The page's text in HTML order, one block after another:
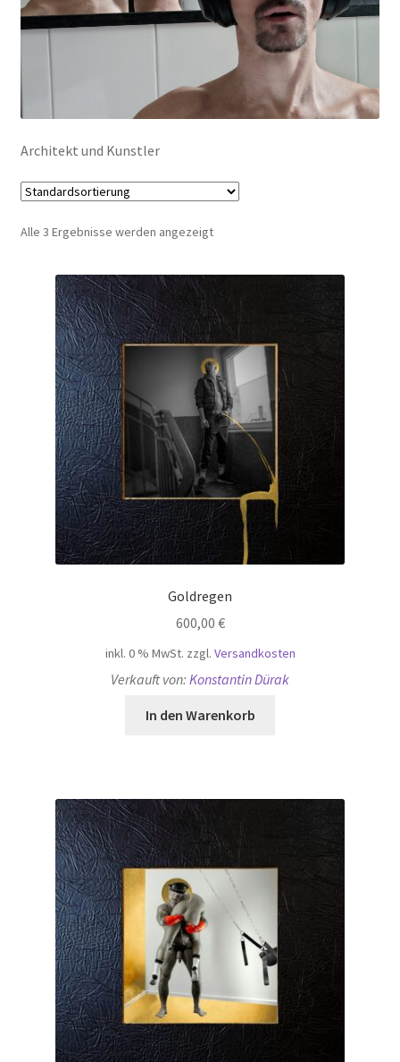
Mein Konto
Architekt und Kunstler
Alle 3 Ergebnisse werden angezeigt
Goldregen
600,00 €
inkl. 0 % MwSt. zzgl. Versandkosten
Verkauft von: Konstantin Dürak
In den Warenkorb